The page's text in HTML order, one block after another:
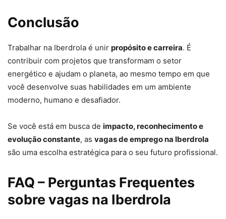
Conclusão
Trabalhar na Iberdrola é unir propósito e carreira. É
contribuir com projetos que transformam o setor
energético e ajudam o planeta, ao mesmo tempo em que
você desenvolve suas habilidades em um ambiente
moderno, humano e desafiador.
Se você está em busca de impacto, reconhecimento e
evolução constante, as vagas de emprego na Iberdrola
são uma escolha estratégica para o seu futuro profissional.
FAQ – Perguntas Frequentes
sobre vagas na Iberdrola